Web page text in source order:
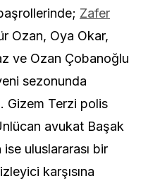
Zafer
Ozan, Oya Okar,
ve Ozan Çobanoğlu
sezonunda
Gizem Terzi polis
avukat Başak
uluslararası bir
karşısına